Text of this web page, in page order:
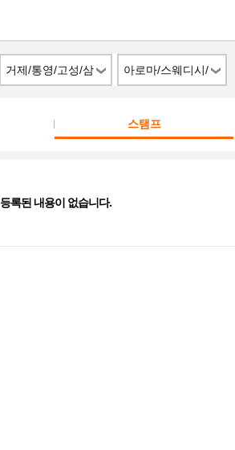
거제/통영/고성/삼
천포
아로마/스웨디시/
스파
스탬프
등록된 내용이 없습니다.